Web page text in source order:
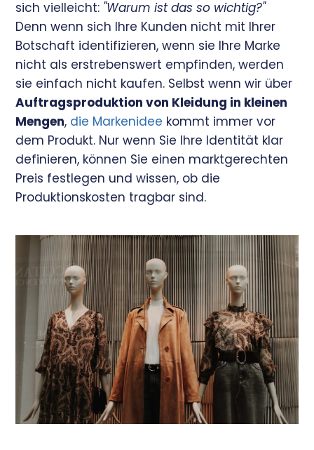
sich vielleicht: "Warum ist das so wichtig?"
Denn wenn sich Ihre Kunden nicht mit Ihrer
Botschaft identifizieren, wenn sie Ihre Marke
nicht als erstrebenswert empfinden, werden
sie einfach nicht kaufen. Selbst wenn wir über
Auftragsproduktion von Kleidung in kleinen
Mengen, die Markenidee kommt immer vor
dem Produkt. Nur wenn Sie Ihre Identität klar
definieren, können Sie einen marktgerechten
Preis festlegen und wissen, ob die
Produktionskosten tragbar sind.